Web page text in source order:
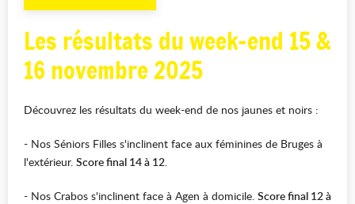
Les résultats du week-end 15 &
16 novembre 2025
Découvrez les résultats du week-end de nos jaunes et noirs :
- Nos Séniors Filles s'inclinent face aux féminines de Bruges à
l'extérieur. Score final 14 à 12.
- Nos Crabos s'inclinent face à Agen à domicile. Score final 12 à